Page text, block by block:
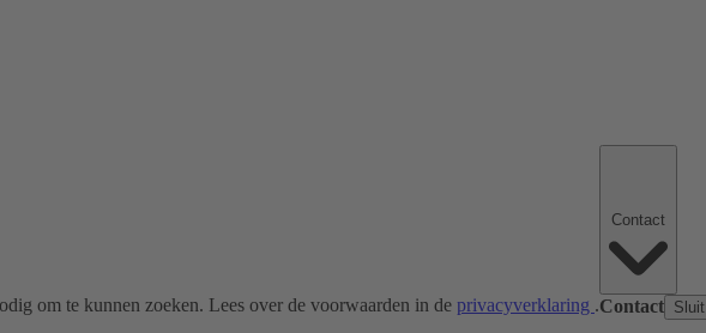
om te kunnen zoeken. Lees over de voorwaarden in de privacyverklaring .Contact Sluit